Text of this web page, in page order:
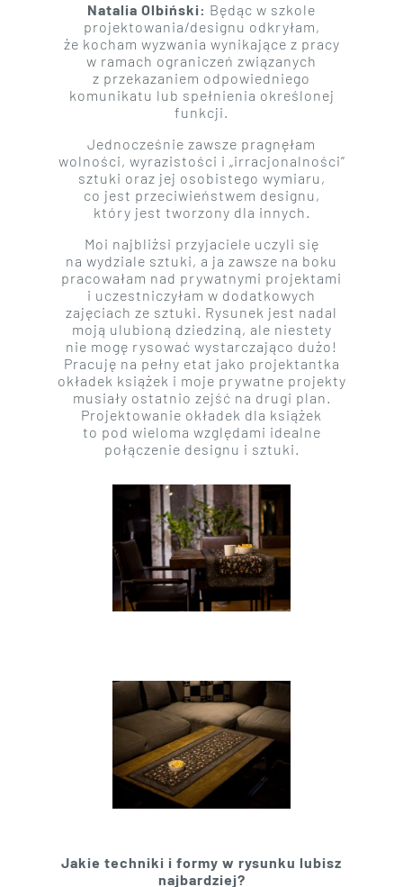
Natalia Olbiński: Będąc w szkole
projektowania/designu odkryłam,
że kocham wyzwania wynikające z pracy
w ramach ograniczeń związanych
z przekazaniem odpowiedniego
komunikatu lub spełnienia określonej
funkcji.
Jednocześnie zawsze pragnęłam
wolności, wyrazistości i „irracjonalności”
sztuki oraz jej osobistego wymiaru,
co jest przeciwieństwem designu,
który jest tworzony dla innych.
Moi najbliżsi przyjaciele uczyli się
na wydziale sztuki, a ja zawsze na boku
pracowałam nad prywatnymi projektami
i uczestniczyłam w dodatkowych
zajęciach ze sztuki. Rysunek jest nadal
moją ulubioną dziedziną, ale niestety
nie mogę rysować wystarczająco dużo!
Pracuję na pełny etat jako projektantka
okładek książek i moje prywatne projekty
musiały ostatnio zejść na drugi plan.
Projektowanie okładek dla książek
to pod wieloma względami idealne
połączenie designu i sztuki.
Jakie techniki i formy w rysunku lubisz
najbardziej?